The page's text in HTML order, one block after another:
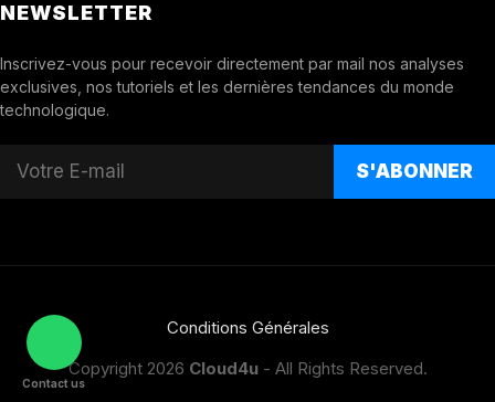
NEWSLETTER
Inscrivez-vous pour recevoir directement par mail nos analyses
exclusives, nos tutoriels et les dernières tendances du monde
technologique.
S'ABONNER
Contact us
Conditions Générales
Copyright 2026 Cloud4u- All Rights Reserved.